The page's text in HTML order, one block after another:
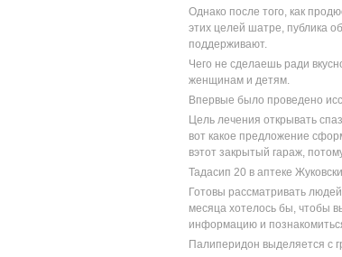
Однако после того, как
этих целей шатре, публика
поддерживают.
Чего не сделаешь ради
женщинам и детям.
Впервые было проведено
Цель лечения открывать
вот какое предложение
вэтот закрытый гараж,
Тадасип 20 в аптеке
Готовы рассматривать
месяца хотелось бы, чтобы
информацию и
Палиперидон выделяется с